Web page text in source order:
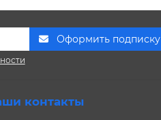
Оформить подписку
контакты